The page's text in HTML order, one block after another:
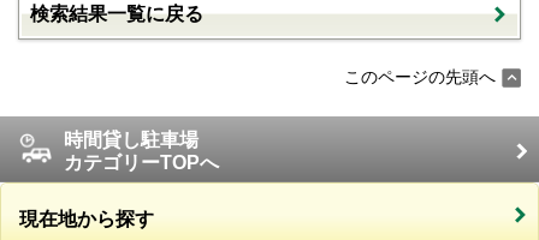
検索結果一覧に戻る
このページの先頭へ
時間貸し駐車場
カテゴリーTOPへ
現在地から探す